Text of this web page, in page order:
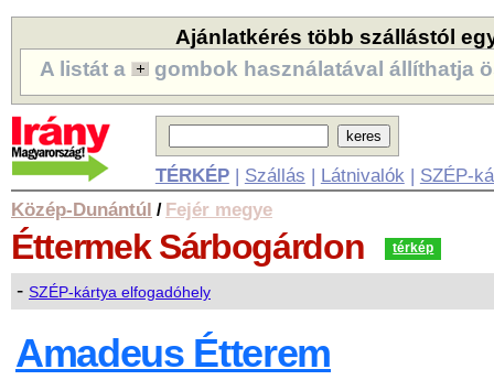
Ajánlatkérés több szállástól
A listát a
gombok használatával állíthatja
TÉRKÉP| Szállás | Látnivalók | SZÉP-
Közép-Dunántúl / Fejér megye
Éttermek Sárbogárdon térkép
- SZÉP-kártya elfogadóhely
Amadeus Étterem